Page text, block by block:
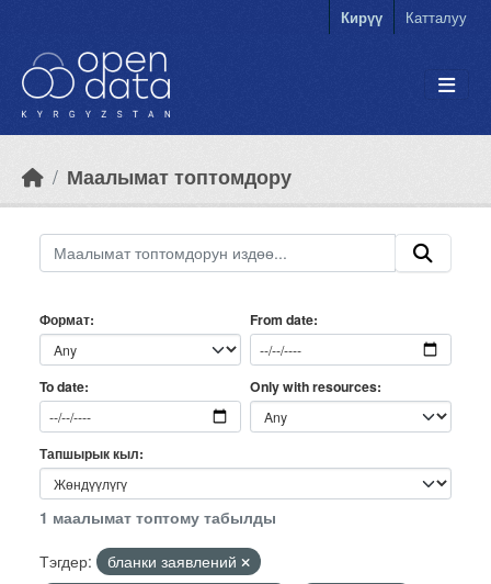
Кирүү Катталуу
Маалымат топтомдору
Формат From date
To date Only with resources
Тапшырык кыл
1 маалымат топтому табылды
Тэгдер:
бланки заявлений